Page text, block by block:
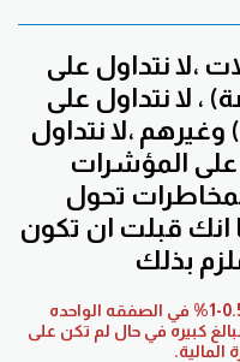
،لا نتداول على
، لا نتداول على
،لا نتداول
على المؤشرات
تحول
انك قبلت ان تكون
بذلك
اخلاء مسؤولية : لاتخاطر باكثر من 0.5-1% في الصفقه الواحده
كبيره في حال لم تكن على
المالية.